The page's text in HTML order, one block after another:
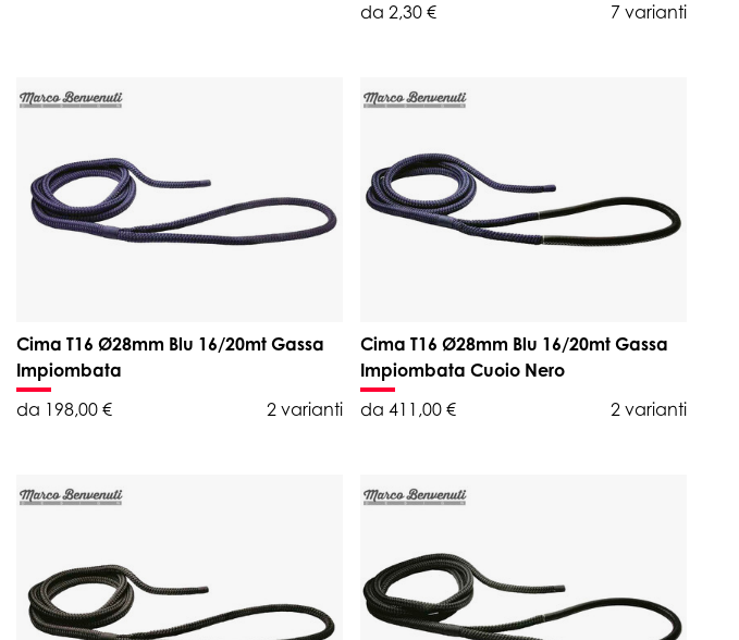
da 2,30 €
7 varianti
Cima T16 Ø28mm Blu 16/20mt Gassa
Impiombata
da 198,00 €
2 varianti
Cima T16 Ø28mm Blu 16/20mt Gassa
Impiombata Cuoio Nero
da 411,00 €
2 varianti